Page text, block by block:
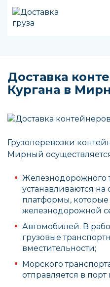
Доставка
Кургана в
Грузоперевозки
Мирный
Железнодорожного
устанавливаются
платформы,
железнодорожной
Автомобилей. В
грузовые
вместительности;
Морского
отправляется в порт